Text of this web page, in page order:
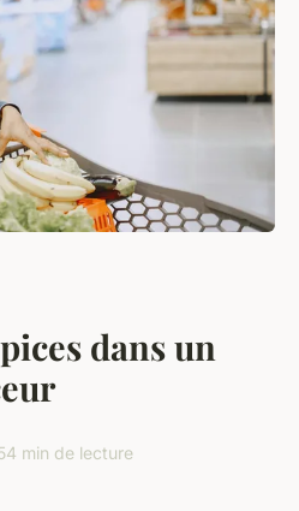
dans un
4 min de lecture